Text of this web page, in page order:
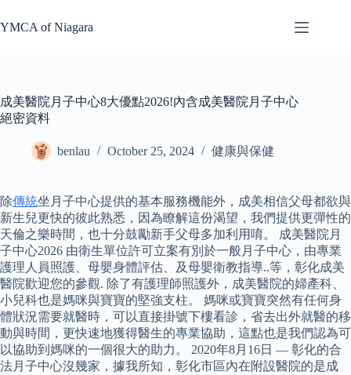
to
content
YMCA of Niagara
成美醫院月子中心8大優點2026!內含成美醫院月子中心
絕密資料
benlau October 25, 2024 健康與保健
除傳統坐月子中心提供的基本服務機能外，成美相信父母都欲與
新生兒更快的彼此熟悉，因為瞭解這份渴望，我們提供更彈性的
天倫之樂時間，也十分鼓勵新手父母多加利用唷。 成美醫院月
子中心2026 由衛生單位許可立案有別於一般月子中心，由專業
護理人員照護、母嬰身體評估、及母嬰衛教指導..等，彰化成美
醫院歡迎您的參觀. 除了有護理師照護外，成美醫院的婦產科、
小兒科也是媽咪與寶寶的堅強支柱。 媽咪或寶寶突然有任何身
體狀況需要就醫時，可以直接掛號下樓看診，省去出外就醫的移
動與時間，更快速地獲得醫生的專業協助，這點也是我們認為可
以協助到媽咪的一個很大的助力。 2020年8月16日 — 彰化的合
法月子中心沒幾家，據我所知，彰化市區內在附設醫院的是成